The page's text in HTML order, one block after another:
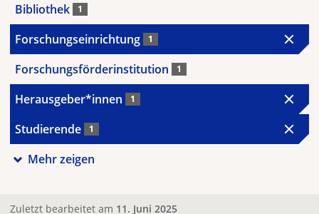
Bibliothek 1
Forschungseinrichtung 1
Forschungsförderinstitution 1
Herausgeber*innen 1
Studierende 1
Mehr zeigen
Zuletzt bearbeitet am 11. Juni 2025